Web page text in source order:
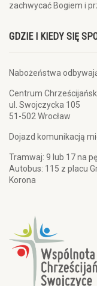
zachwycać Bogiem i
GDZIE I KIEDY SIĘ
Nabożeństwa
Centrum
ul. Swojczycka 105
51-502 Wrocław
Dojazd komunikacją
Tramwaj: 9 lub 17 na
Autobus: 115 z placu
Korona